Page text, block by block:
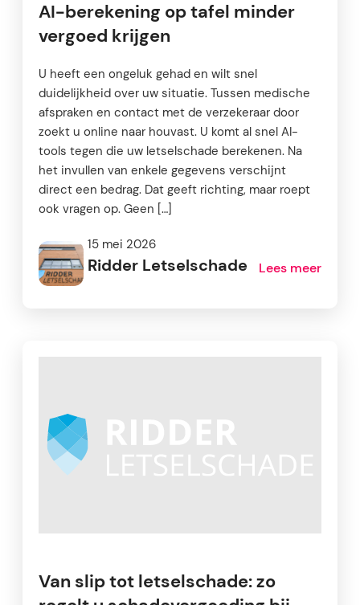
AI-berekening op tafel minder
vergoed krijgen
U heeft een ongeluk gehad en wilt snel
duidelijkheid over uw situatie. Tussen medische
afspraken en contact met de verzekeraar door
zoekt u online naar houvast. U komt al snel AI-
tools tegen die uw letselschade berekenen. Na
het invullen van enkele gegevens verschijnt
direct een bedrag. Dat geeft richting, maar roept
ook vragen op. Geen […]
15 mei 2026
Ridder Letselschade Lees meer
Van slip tot letselschade: zo